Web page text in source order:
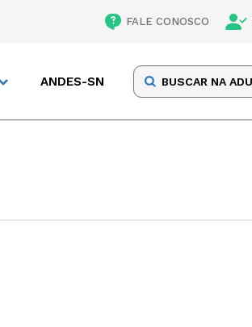
FALE CONOSCO
ANDES-SN